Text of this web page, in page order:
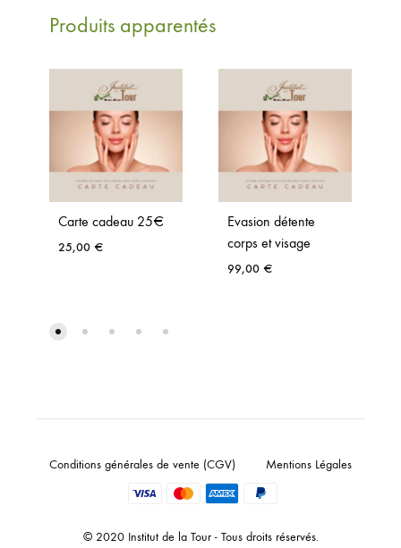
Produits apparentés
Carte cadeau 25€
25,00 €
Evasion détente
corps et visage
99,00 €
© 2020 Institut de la Tour - Tous droits réservés.
Conditions générales de vente (CGV) Mentions Légales